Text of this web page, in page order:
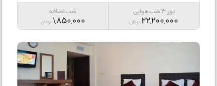
تور 3 شب هوایی
22,200,000تومان
شب اضافه
1,850,000 تومان